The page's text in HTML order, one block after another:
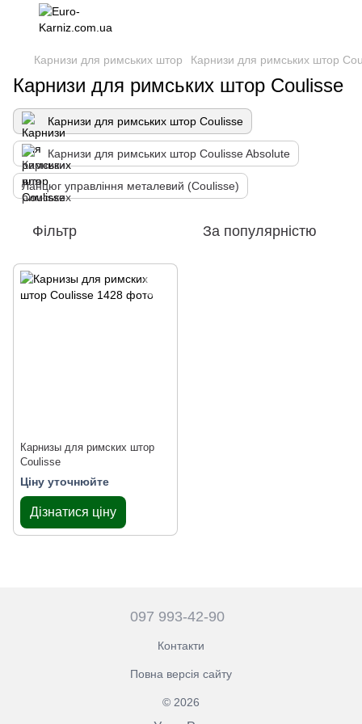
Карнизи для римських штор Карнизи для римських штор
Карнизи для римських штор Coulisse
Карнизи для римських штор Coulisse
Карнизи для римських штор Coulisse Absolute
Ланцюг управління металевий (Coulisse)
Фільтр За популярністю
Карнизы для римских штор
Coulisse
Ціну уточнюйте
Дізнатися ціну
097 993-42-90
Контакти
Повна версія сайту
© 2026